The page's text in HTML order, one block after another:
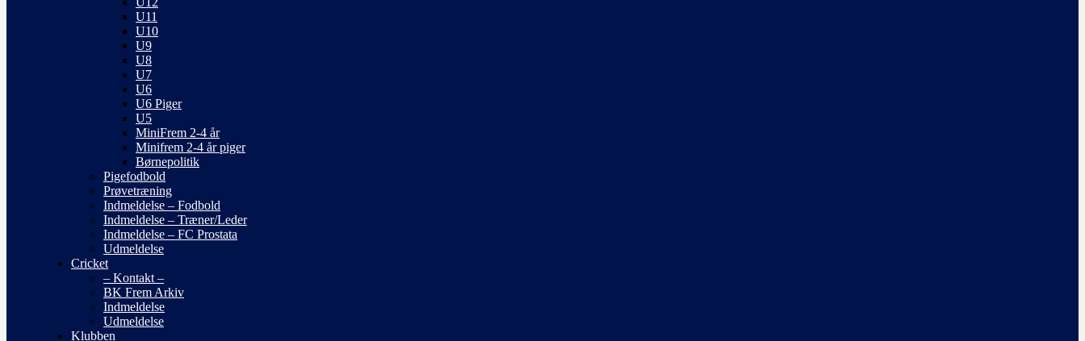
U11
U10
U9
U8
U7
U6
U6 Piger
U5
MiniFrem 2-4 år
Minifrem 2-4 år piger
Børnepolitik
Pigefodbold
Prøvetræning
Indmeldelse – Fodbold
Indmeldelse – Træner/Leder
Indmeldelse – FC Prostata
Udmeldelse
Cricket
– Kontakt –
BK Frem Arkiv
Indmeldelse
Udmeldelse
Klubben